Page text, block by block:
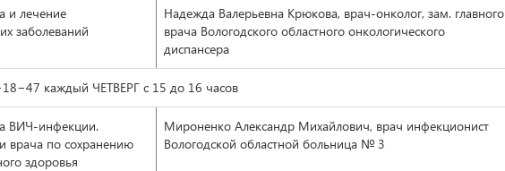
и лечение
заболеваний
Надежда Валерьевна Крюкова, врач-онколог, зам. главного
врача Вологодского областного онкологического
диспансера
каждый ЧЕТВЕРГ с 15 до 16 часов
ВИЧ-инфекции.
врача по сохранению
здоровья
Мироненко Александр Михайлович, врач инфекционист
Вологодской областной больница № 3